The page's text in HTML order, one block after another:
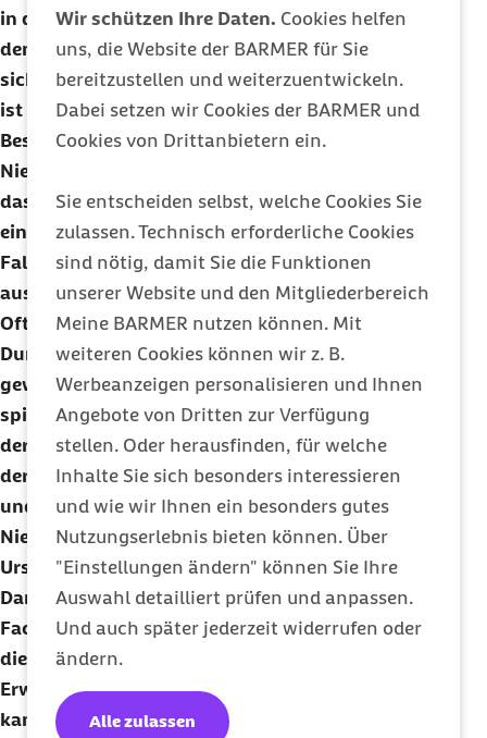
Wir schützen Ihre Daten. Cookies helfen
uns, die Website der BARMER für Sie
bereitzustellen und weiterzuentwickeln.
Dabei setzen wir Cookies der BARMER und
Cookies von Drittanbietern ein.
Sie entscheiden selbst, welche Cookies Sie
zulassen. Technisch erforderliche Cookies
sind nötig, damit Sie die Funktionen
unserer Website und den Mitgliederbereich
Meine BARMER nutzen können. Mit
weiteren Cookies können wir z. B.
Werbeanzeigen personalisieren und Ihnen
Angebote von Dritten zur Verfügung
stellen. Oder herausfinden, für welche
Inhalte Sie sich besonders interessieren
und wie wir Ihnen ein besonders gutes
Nutzungserlebnis bieten können. Über
"Einstellungen ändern" können Sie Ihre
Auswahl detailliert prüfen und anpassen.
Und auch später jederzeit widerrufen oder
ändern.
Alle zulassen
in den Nierenkelchen, im Nierenbecken und in
den ableitenden Harnwegen. Selten bilden sie
sich direkt im Nierengewebe. ,Steinreich‘ zu sein,
ist nicht schlimm und verursacht meist keine
Beschwerden. Problematisch werden
Nierensteine erst dann, wenn sie so groß sind,
dass sie die Urinableitung behindern und so
einen Harnstau verursachen. Im schlimmsten
Fall kann dies sogar eine Blutvergiftung
auslösen.
Oft bleibt die Ursache für Nierensteine im
Dunkeln. Bei anfälligen Personen können
gewisse Ernährungsgewohnheiten eine Rolle
spielen, auch Harnwegsinfekte, Veränderungen
der Niere und Stoffwechselerkrankungen können
der Auslöser sein. Überernährung, Fettleibigkeit
und Bewegungsmangel können die Bildung von
Nierensteinen begünstigen. Doch neben der
Ursache liegt auch die Vorbeugung recht nahe.
Damit keine Nierensteine entstehen, empfehlen
Fachleute, viel Wasser zu trinken. Sogar mehr als
die sonst empfohlenen 1,5 Liter pro Tag bei
Erwachsenen. Auch eine angepasste Ernährung
kann sinnvoll sein, salzreduziert und mit weniger